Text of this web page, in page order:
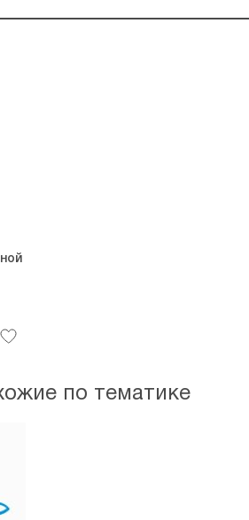
орденами и медалями, а после
по тематике